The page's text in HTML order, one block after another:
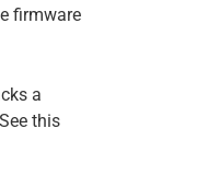
firmware
a
this